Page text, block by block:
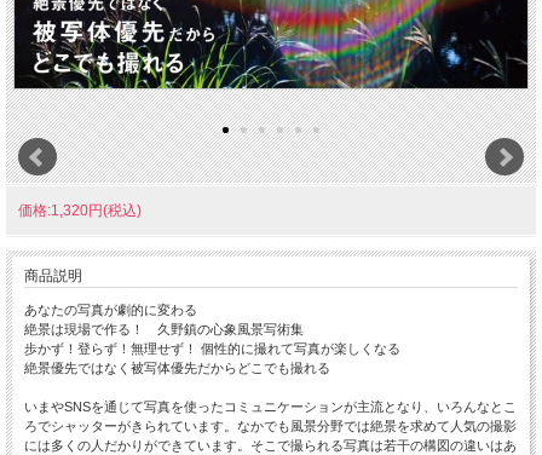
価格:1,320円(税込)
商品説明
あなたの写真が劇的に変わる
絶景は現場で作る！ 久野鎮の心象風景写術集
歩かず！登らず！無理せず！ 個性的に撮れて写真が楽しくなる
絶景優先ではなく被写体優先だからどこでも撮れる
いまやSNSを通じて写真を使ったコミュニケーションが主流となり、いろんなとこ
ろでシャッターがきられています。なかでも風景分野では絶景を求めて人気の撮影
には多くの人だかりができています。そこで撮られる写真は若干の構図の違いはあ